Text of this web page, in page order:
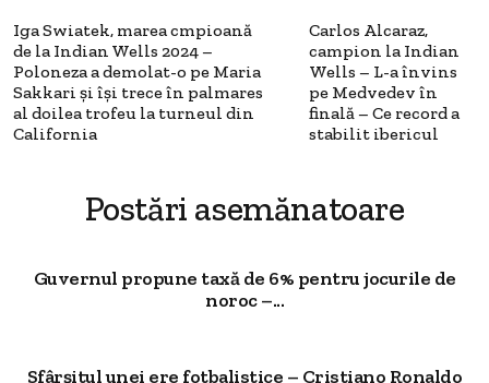
Iga Swiatek, marea cmpioană
de la Indian Wells 2024 –
Poloneza a demolat-o pe Maria
Sakkari și își trece în palmares
al doilea trofeu la turneul din
California
Carlos Alcaraz,
campion la Indian
Wells – L-a învins
pe Medvedev în
finală – Ce record a
stabilit ibericul
Postări asemănatoare
Guvernul propune taxă de 6% pentru jocurile de
noroc –...
Sfârșitul unei ere fotbalistice – Cristiano Ronaldo